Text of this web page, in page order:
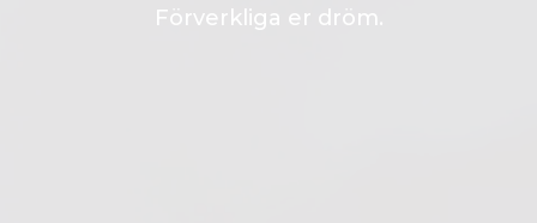
Förverkliga er dröm.